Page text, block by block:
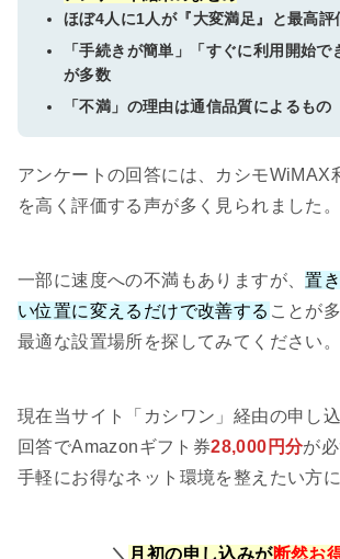
ほぼ4人に1人が『大変満足』と最高評
「手続きが簡単」「すぐに利用開始で
が多数
「不満」の理由は通信品質によるもの
アンケートの回答には、カシモWiMAX
を高く評価する声が多く見られました。
一部に速度への不満もありますが、置
い位置に変えるだけで改善する ことが
最適な設置場所を探してみてください。
現在当サイト「カシワン」経由の申し
回答でAmazonギフト券28,000円分が
手軽にお得なネット環境を整えたい方
＼ 月初の申し込みが断然お